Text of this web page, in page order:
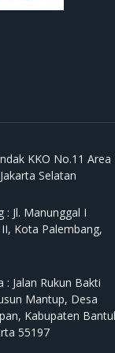
KKO No.11 Area
Selatan
: Jl. Manunggal I
Kota Palembang,
: Jalan Rukun Bakti
Mantup, Desa
Kabupaten
55197